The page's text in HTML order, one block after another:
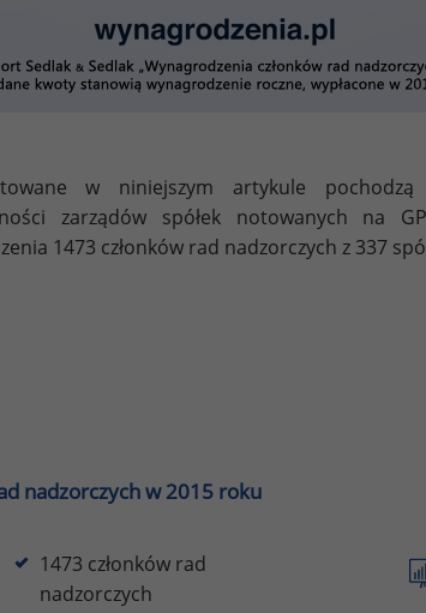
w niniejszym artykule
zarządów spółek notowanych na
1473 członków rad nadzorczych z 337
nadzorczych w 2015 roku
1473 członków rad
nadzorczych